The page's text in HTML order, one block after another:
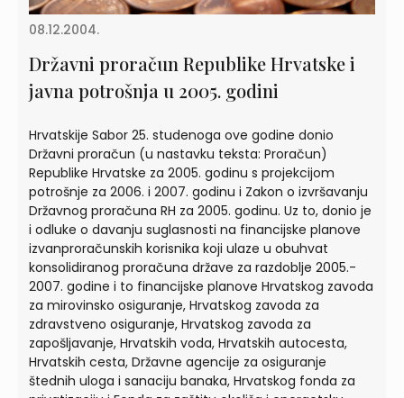
08.12.2004.
Državni proračun Republike Hrvatske i
javna potrošnja u 2005. godini
Hrvatskije Sabor 25. studenoga ove godine donio
Državni proračun (u nastavku teksta: Proračun)
Republike Hrvatske za 2005. godinu s projekcijom
potrošnje za 2006. i 2007. godinu i Zakon o izvršavanju
Državnog proračuna RH za 2005. godinu. Uz to, donio je
i odluke o davanju suglasnosti na financijske planove
izvanproračunskih korisnika koji ulaze u obuhvat
konsolidiranog proračuna države za razdoblje 2005.-
2007. godine i to financijske planove Hrvatskog zavoda
za mirovinsko osiguranje, Hrvatskog zavoda za
zdravstveno osiguranje, Hrvatskog zavoda za
zapošljavanje, Hrvatskih voda, Hrvatskih autocesta,
Hrvatskih cesta, Državne agencije za osiguranje
štednih uloga i sanaciju banaka, Hrvatskog fonda za